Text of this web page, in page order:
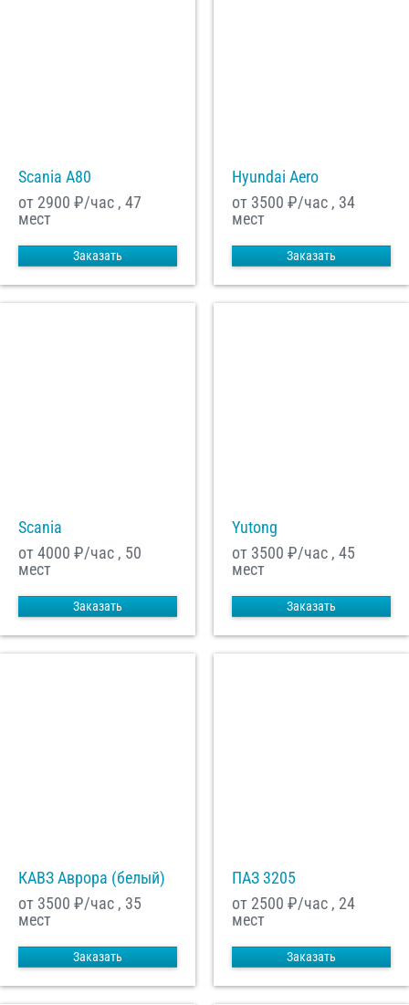
Scania A80
от 2900 ₽/час , 47
мест
Заказать
Hyundai Aero
от 3500 ₽/час , 34
мест
Заказать
Scania
от 4000 ₽/час , 50
мест
Заказать
Yutong
от 3500 ₽/час , 45
мест
Заказать
КАВЗ Аврора (белый)
от 3500 ₽/час , 35
мест
Заказать
ПАЗ 3205
от 2500 ₽/час , 24
мест
Заказать